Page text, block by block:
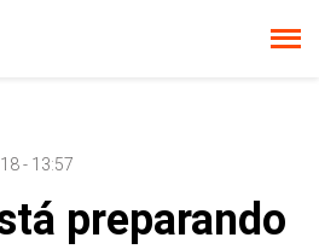
- 13:57
preparando